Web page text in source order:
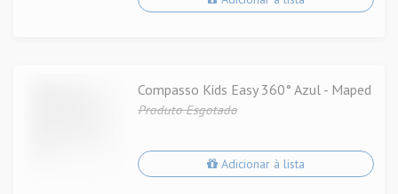
Compasso Kids Easy 360° Azul - Maped
Produto Esgotado
Adicionar à lista